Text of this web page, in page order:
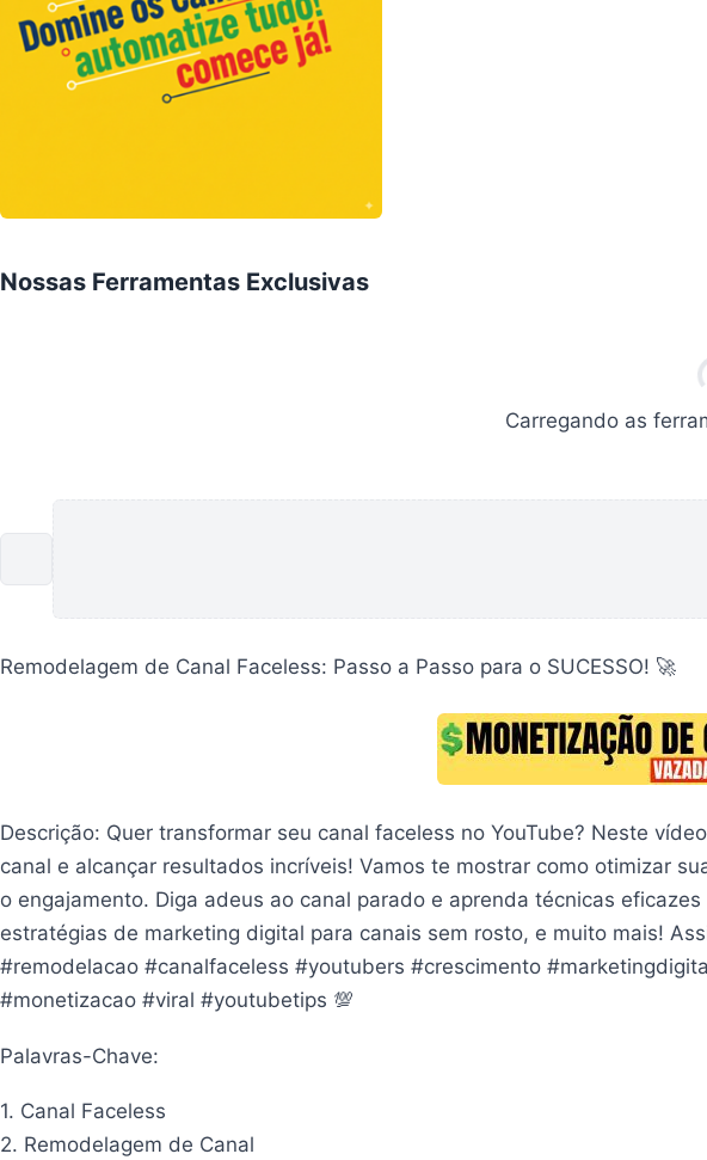
Nossas Ferramentas Exclusivas
Carregando
Carregando as
Remodelagem de Canal Faceless: Passo a Passo para o SUCESSO! 🚀
Descrição: Quer transformar seu canal faceless no YouTube? Neste
canal e alcançar resultados incríveis! Vamos te mostrar como otimizar
o engajamento. Diga adeus ao canal parado e aprenda técnicas
estratégias de marketing digital para canais sem rosto, e muito mais!
#remodelacao #canalfaceless #youtubers #crescimento
#monetizacao #viral #youtubetips 💯
Palavras-Chave:
1. Canal Faceless
2. Remodelagem de Canal